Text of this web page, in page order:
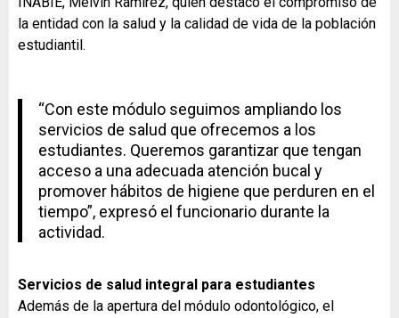
la entidad con la salud y la calidad de vida de la población
estudiantil.
“Con este módulo seguimos ampliando los
servicios de salud que ofrecemos a los
estudiantes. Queremos garantizar que tengan
acceso a una adecuada atención bucal y
promover hábitos de higiene que perduren en el
tiempo”, expresó el funcionario durante la
actividad.
Servicios de salud integral para estudiantes
Además de la apertura del módulo odontológico, el